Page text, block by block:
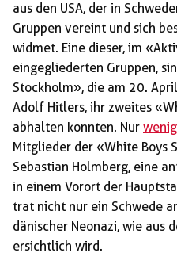
aus den USA, der in
Gruppen vereint und sich
widmet. Eine dieser, im
eingegliederten Gruppen,
Stockholm», die am 20.
Adolf Hitlers, ihr zweites
abhalten konnten. Nur
Mitglieder der «White Boys
Sebastian Holmberg, eine
in einem Vorort der
trat nicht nur ein Schwede
dänischer Neonazi, wie aus
ersichtlich wird.